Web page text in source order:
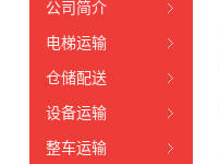
公司简介
电梯运输
仓储配送
设备运输
整车运输